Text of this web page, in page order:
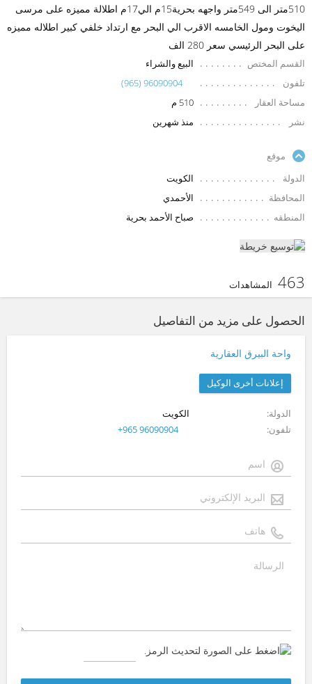
510متر الى 549متر واجهه بحرية15م الي17م اطلالة مميزه على مرسى
اليخوت ومول الخامسه الاقرب الي البحر مع ارتداد خلفي كبير اطلاله مميزه
على البحر الرئيسي سعر 280 الف
القسم المختص
البيع والشراء
تلفون
(965) 96090904
مساحة العقار
510 م
نشر
منذ شهرين
موقع
الدولة
الكويت
المحافظة
الأحمدي
المنطقه
صباح الأحمد بحرية
463 المشاهدات
الحصول على مزيد من التفاصيل
واحة البيرق العقارية
إعلانات أخرى الوكيل
الدولة
الكويت
تلفون
+965 96090904